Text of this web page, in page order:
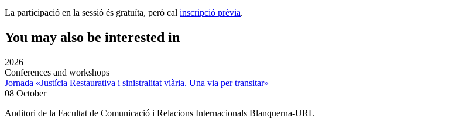
La participació en la sessió és gratuïta, però cal inscripció prèvia.
You may also be interested in
2026
Conferences and workshops
Jornada «Justícia Restaurativa i sinistralitat viària. Una via per transitar»
08 October
Auditori de la Facultat de Comunicació i Relacions Internacionals Blanquerna-URL